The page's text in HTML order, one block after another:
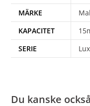
MÄRKE
KAPACITET
SERIE
Du kanske